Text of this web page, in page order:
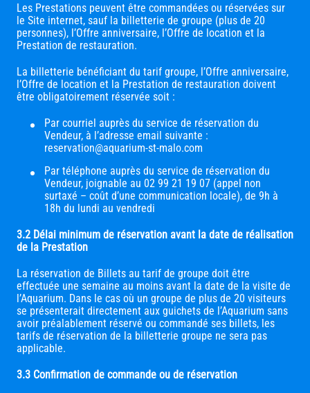
Les Prestations peuvent être commandées ou réservées sur
le Site internet, sauf la billetterie de groupe (plus de 20
personnes), l’Offre anniversaire, l’Offre de location et la
Prestation de restauration.
La billetterie bénéficiant du tarif groupe, l’Offre anniversaire,
l’Offre de location et la Prestation de restauration doivent
être obligatoirement réservée soit :
Par courriel auprès du service de réservation du
Vendeur, à l’adresse email suivante :
reservation@aquarium-st-malo.com
Par téléphone auprès du service de réservation du
Vendeur, joignable au 02 99 21 19 07 (appel non
surtaxé – coût d’une communication locale), de 9h à
18h du lundi au vendredi
3.2 Délai minimum de réservation avant la date de réalisation
de la Prestation
La réservation de Billets au tarif de groupe doit être
effectuée une semaine au moins avant la date de la visite de
l’Aquarium. Dans le cas où un groupe de plus de 20 visiteurs
se présenterait directement aux guichets de l’Aquarium sans
avoir préalablement réservé ou commandé ses billets, les
tarifs de réservation de la billetterie groupe ne sera pas
applicable.
3.3 Confirmation de commande ou de réservation